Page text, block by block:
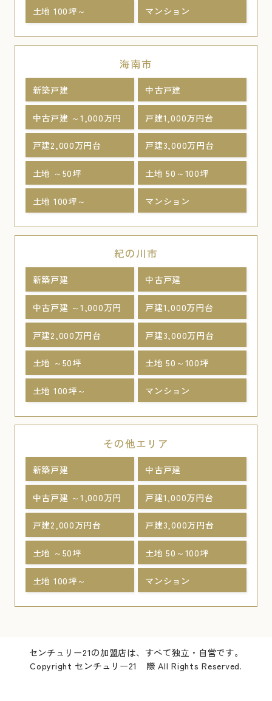
土地 100坪～ マンション
海南市
新築戸建 中古戸建
中古戸建 ～1,000万円 戸建1,000万円台
戸建2,000万円台 戸建3,000万円台
土地 ～50坪 土地 50～100坪
土地 100坪～ マンション
紀の川市
新築戸建 中古戸建
中古戸建 ～1,000万円 戸建1,000万円台
戸建2,000万円台 戸建3,000万円台
土地 ～50坪 土地 50～100坪
土地 100坪～ マンション
その他エリア
新築戸建 中古戸建
中古戸建 ～1,000万円 戸建1,000万円台
戸建2,000万円台 戸建3,000万円台
土地 ～50坪 土地 50～100坪
土地 100坪～ マンション
センチュリー21の加盟店は、すべて独立・自営です。
Copyright センチュリー21 際 All Rights Reserved.